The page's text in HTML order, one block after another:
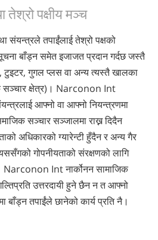
तेश्रो पक्षीय मञ्च
संयन्त्रले तपाईंलाई तेश्रो पक्षको
बाँड्न समेत इजाजत प्रदान गर्दछ जस्तै
गुगल प्लस वा अन्य त्यस्तै खालका
सञ्चार क्षेत्र)। Narconon Int
आफ्नो वा आफ्नो नियन्त्रणमा
सञ्चार सञ्जालमा राख्न दिदैन
अधिकारको ग्यारेन्टी हुँदैन र अन्य गैर
गोपनीयताको संरक्षणको लागि
Int नार्कोनन सामाजिक
उत्तरदायी हुने छैन न त आफ्नो
बाँड्न तपाईंले छानेको कार्य प्रति नै।